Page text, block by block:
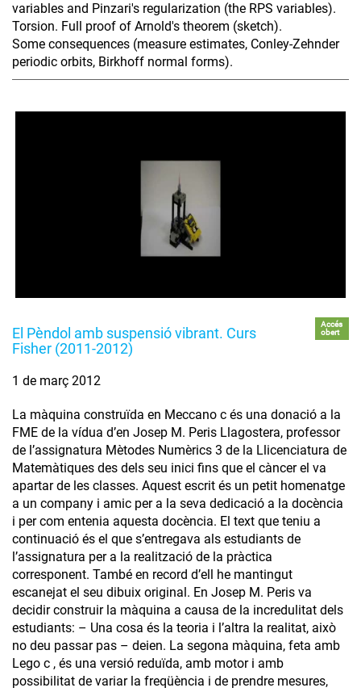
variables and Pinzari's regularization (the RPS variables).
Torsion. Full proof of Arnold's theorem (sketch).
Some consequences (measure estimates, Conley-Zehnder
periodic orbits, Birkhoff normal forms).
El Pèndol amb suspensió vibrant. Curs
Fisher (2011-2012)
Accés
obert
1 de març 2012
La màquina construïda en Meccano c és una donació a la
FME de la vídua d’en Josep M. Peris Llagostera, professor
de l’assignatura Mètodes Numèrics 3 de la Llicenciatura de
Matemàtiques des dels seu inici fins que el càncer el va
apartar de les classes. Aquest escrit és un petit homenatge
a un company i amic per a la seva dedicació a la docència
i per com entenia aquesta docència. El text que teniu a
continuació és el que s’entregava als estudiants de
l’assignatura per a la realització de la pràctica
corresponent. També en record d’ell he mantingut
escanejat el seu dibuix original. En Josep M. Peris va
decidir construir la màquina a causa de la incredulitat dels
estudiants: – Una cosa és la teoria i l’altra la realitat, això
no deu passar pas – deien. La segona màquina, feta amb
Lego c , és una versió reduïda, amb motor i amb
possibilitat de variar la freqüència i de prendre mesures,